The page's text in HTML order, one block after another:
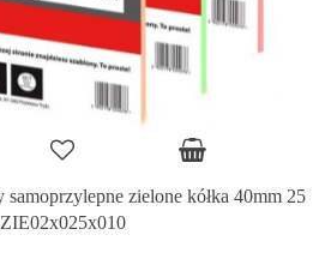
zielone kółka 40mm 25